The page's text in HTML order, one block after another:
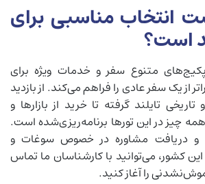
انتخاب مناسبی برای
است؟
متنوع سفر و خدمات ویژه برای
از یک سفر عادی را فراهم می‌کند. از بازدید
تایلند گرفته تا خرید از بازارها و
چیز در این تورها برنامه‌ریزی‌شده است.
و دریافت مشاوره در خصوص سوغات و
کشور، می‌توانید با کارشناسان ما تماس
را آغاز کنید.